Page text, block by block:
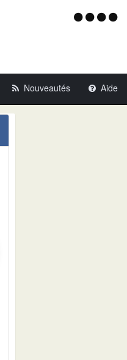
Menu
Nouveautés Aide